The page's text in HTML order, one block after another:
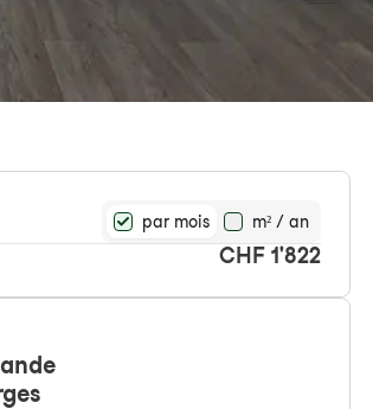
par mois m² / an
CHF 1'822